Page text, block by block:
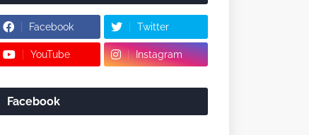
Facebook Twitter
YouTube Instagram
Facebook